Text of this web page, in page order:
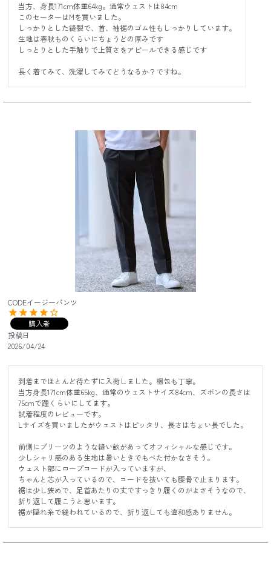
当方、身長171cm体重64kg。通常ウェストは84cm
このセーターはMを買いました。
しっかりとした縫製で、首、袖裾のゴム性もしっかりしています。
生地は春秋ものくらいにちょうどの厚みです
しっとりとした手触りで上質さをアピールできる感じです
長く着てみて、洗濯してみてどうなるか？ですね。
CODEイージーパンツ
購入者
投稿日
2026/04/24
到着までほとんど待たずに入荷しました。梱包も丁寧。
当方身長171cm体重65kg、通常のウェストサイズ84cm、ズボンの長さは
75cmで踵くらいにしてます。
試着程度のレビューです。
Lサイズを買いましたがウェストはピッタリ、長さはちょい長でした。
前側にプリーツのような縫い畝があってオフィシャルな感じです。
少しシャリ感のある生地は暑いときでもべた付かなさそう。
ウェスト部にロープコードが入っていますが、
ちゃんと芯が入っているので、コードを抜いても腰骨で止まります。
裾は少し狭めで、足首あたりの丈ですっきり履くのがよさそうなので、
折り返して履こうと思います。
裾が隠れ糸で縫われているので、折り返しても違和感ありません。